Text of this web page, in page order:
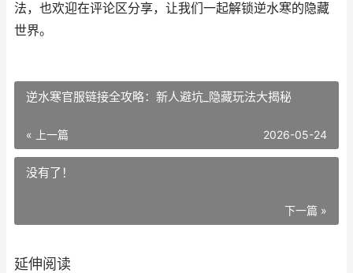
法，也欢迎在评论区分享，让我们一起解锁逆水寒的隐藏
世界。
逆水寒官服链接全攻略：新人避坑_隐藏玩法大揭秘
« 上一篇 2026-05-24
没有了！
下一篇 »
延伸阅读